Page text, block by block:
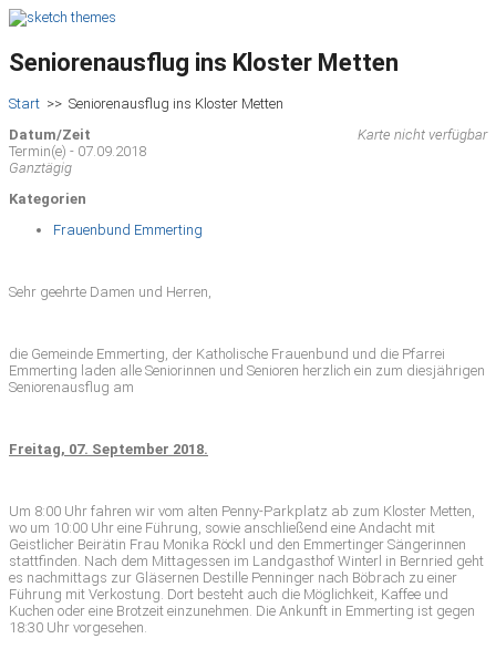
Seniorenausflug ins Kloster Metten
Start >> Seniorenausflug ins Kloster Metten
Karte nicht verfügbar
Datum/Zeit
Termin(e) - 07.09.2018
Ganztägig
Kategorien
Frauenbund Emmerting
Sehr geehrte Damen und Herren,
die Gemeinde Emmerting, der Katholische Frauenbund und die Pfarrei
Emmerting laden alle Seniorinnen und Senioren herzlich ein zum diesjährigen
Seniorenausflug am
Freitag, 07. September 2018.
Um 8:00 Uhr fahren wir vom alten Penny-Parkplatz ab zum Kloster Metten,
wo um 10:00 Uhr eine Führung, sowie anschließend eine Andacht mit
Geistlicher Beirätin Frau Monika Röckl und den Emmertinger Sängerinnen
stattfinden. Nach dem Mittagessen im Landgasthof Winterl in Bernried geht
es nachmittags zur Gläsernen Destille Penninger nach Böbrach zu einer
Führung mit Verkostung. Dort besteht auch die Möglichkeit, Kaffee und
Kuchen oder eine Brotzeit einzunehmen. Die Ankunft in Emmerting ist gegen
18:30 Uhr vorgesehen.